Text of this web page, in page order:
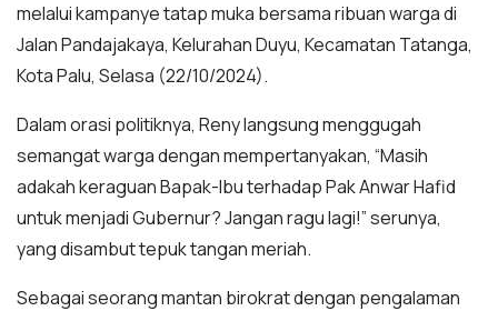
melalui kampanye tatap muka bersama ribuan warga di
Jalan Pandajakaya, Kelurahan Duyu, Kecamatan Tatanga,
Kota Palu, Selasa (22/10/2024).
Dalam orasi politiknya, Reny langsung menggugah
semangat warga dengan mempertanyakan, “Masih
adakah keraguan Bapak-Ibu terhadap Pak Anwar Hafid
untuk menjadi Gubernur? Jangan ragu lagi!” serunya,
yang disambut tepuk tangan meriah.
Sebagai seorang mantan birokrat dengan pengalaman